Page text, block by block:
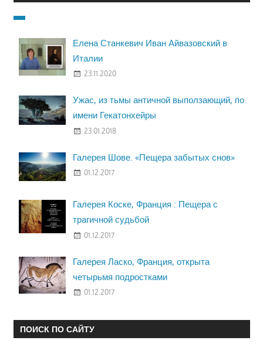
Елена Станкевич Иван Айвазовский в
Италии
23.11.2020
Ужас, из тьмы античной выползающий, по
имени Гекатонхейры
23.01.2018
Галерея Шове. «Пещера забытых снов»
01.12.2017
Галерея Коске, Франция : Пещера с
трагичной судьбой
01.12.2017
Галерея Ласко, Франция, открыта
четырьмя подростками
01.12.2017
ПОИСК ПО САЙТУ